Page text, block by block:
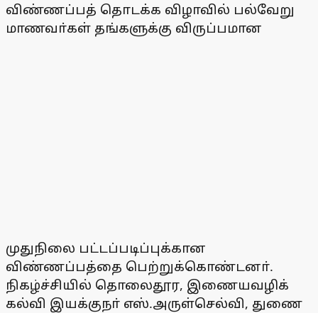
விண்ணப்பத் தொடக்க விழாவில் பல்வேறு
மாணவா்கள் தங்களுக்கு விருப்பமான
முதுநிலை பட்டப்படிப்புக்கான
விண்ணப்பத்தை பெற்றுக்கொண்டனா்.
நிகழ்ச்சியில் தொலைதூர, இணையவழிக்
கல்வி இயக்குநா் எஸ்.அருள்செல்வி, துணை